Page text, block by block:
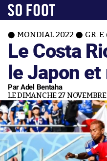
MONDIAL 2022 GR. E
Le Costa
le Japon
Par Adel Bentaha
LE DIMANCHE 27